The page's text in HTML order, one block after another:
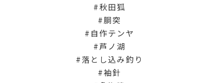
秋田狐
胴突
自作テンヤ
芦ノ湖
落とし込み釣り
袖針